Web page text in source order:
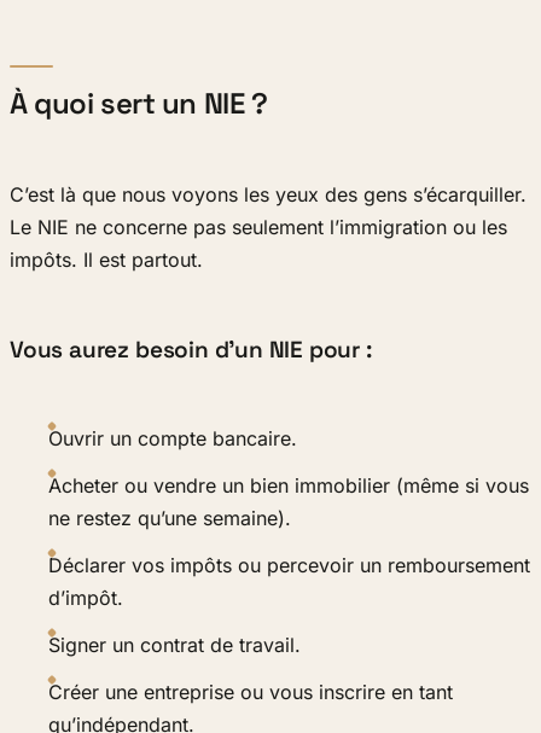
À quoi sert un NIE ?
C’est là que nous voyons les yeux des gens s’écarquiller.
Le NIE ne concerne pas seulement l’immigration ou les
impôts. Il est partout.
Vous aurez besoin d’un NIE pour :
Ouvrir un compte bancaire.
Acheter ou vendre un bien immobilier (même si vous
ne restez qu’une semaine).
Déclarer vos impôts ou percevoir un remboursement
d’impôt.
Signer un contrat de travail.
Créer une entreprise ou vous inscrire en tant
qu’indépendant.